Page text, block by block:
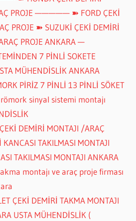
PROJE ————— ➽ FORD ÇEKİ
PROJE ➽ SUZUKİ ÇEKİ DEMİRİ
PROJE ANKARA —
7 PİNLİ SOKETE
MÜHENDİSLİK ANKARA
PİRİZ 7 PİNLİ 13 PİNLİ SÖKET
sinyal sistemi montajı
DEMİRİ MONTAJI /ARAÇ
TAKILMASI MONTAJI
TAKILMASI MONTAJI ANKARA
montajı ve araç proje firması
ÇEKİ DEMİRİ TAKMA MONTAJI
USTA MÜHENDİSLİK (